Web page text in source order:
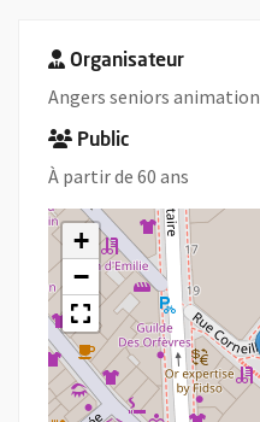
Organisateur
Angers seniors animation
Public
À partir de 60 ans
+
−